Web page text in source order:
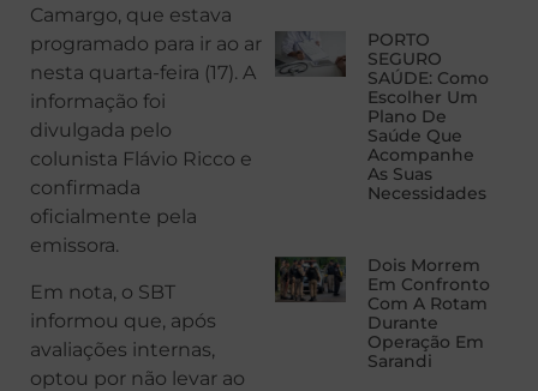
Camargo, que estava
programado para ir ao ar
nesta quarta-feira (17). A
informação foi
divulgada pelo
colunista Flávio Ricco e
confirmada
oficialmente pela
emissora.
Em nota, o SBT
informou que, após
avaliações internas,
optou por não levar ao
PORTO
SEGURO
SAÚDE: Como
Escolher Um
Plano De
Saúde Que
Acompanhe
As Suas
Necessidades
Dois Morrem
Em Confronto
Com A Rotam
Durante
Operação Em
Sarandi